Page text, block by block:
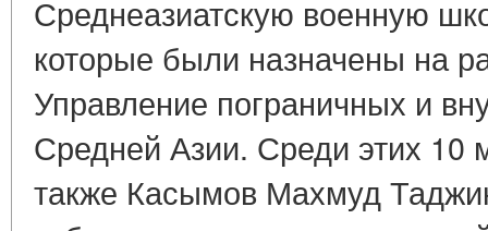
Среднеазиатскую военную
которые были назначены на
Управление пограничных и
Средней Азии. Среди этих 10
также Касымов Махмуд